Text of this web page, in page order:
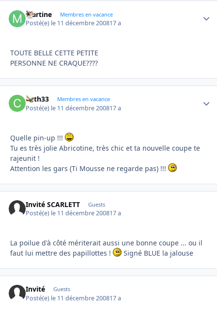
Martine Membres en vacance
Posté(e) le 11 décembre 200817 a
TOUTE BELLE CETTE PETITE
PERSONNE NE CRAQUE????
Cath33 Membres en vacance
Posté(e) le 11 décembre 200817 a
Quelle pin-up !!!
Tu es très jolie Abricotine, très chic et ta nouvelle coupe te
rajeunit !
Attention les gars (Ti Mousse ne regarde pas) !!!
Invité SCARLETT Guests
Posté(e) le 11 décembre 200817 a
La poilue d'à côté mériterait aussi une bonne coupe ... ou il
faut lui mettre des papillottes !
Signé BLUE la jalouse
Invité Guests
Posté(e) le 11 décembre 200817 a